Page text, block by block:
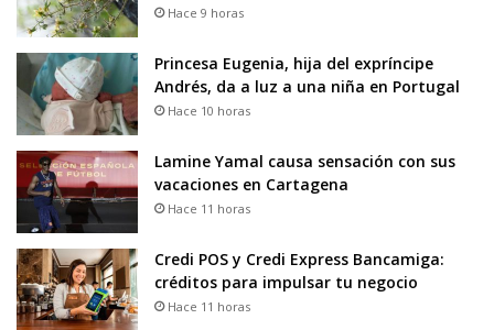
Hace 9 horas
Princesa Eugenia, hija del expríncipe
Andrés, da a luz a una niña en Portugal
Hace 10 horas
Lamine Yamal causa sensación con sus
vacaciones en Cartagena
Hace 11 horas
Credi POS y Credi Express Bancamiga:
créditos para impulsar tu negocio
Hace 11 horas